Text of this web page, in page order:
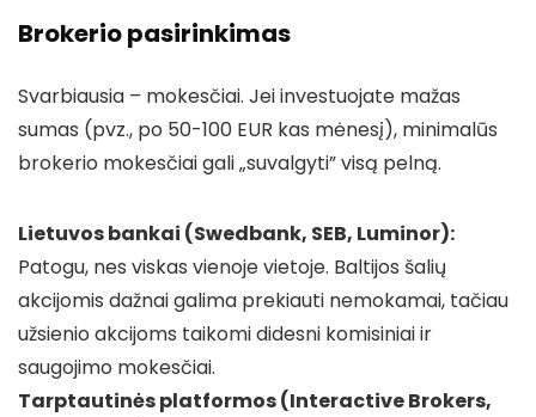
Brokerio pasirinkimas
Svarbiausia – mokesčiai. Jei investuojate mažas
sumas (pvz., po 50-100 EUR kas mėnesį), minimalūs
brokerio mokesčiai gali „suvalgyti” visą pelną.
Lietuvos bankai (Swedbank, SEB, Luminor):
Patogu, nes viskas vienoje vietoje. Baltijos šalių
akcijomis dažnai galima prekiauti nemokamai, tačiau
užsienio akcijoms taikomi didesni komisiniai ir
saugojimo mokesčiai.
Tarptautinės platformos (Interactive Brokers,